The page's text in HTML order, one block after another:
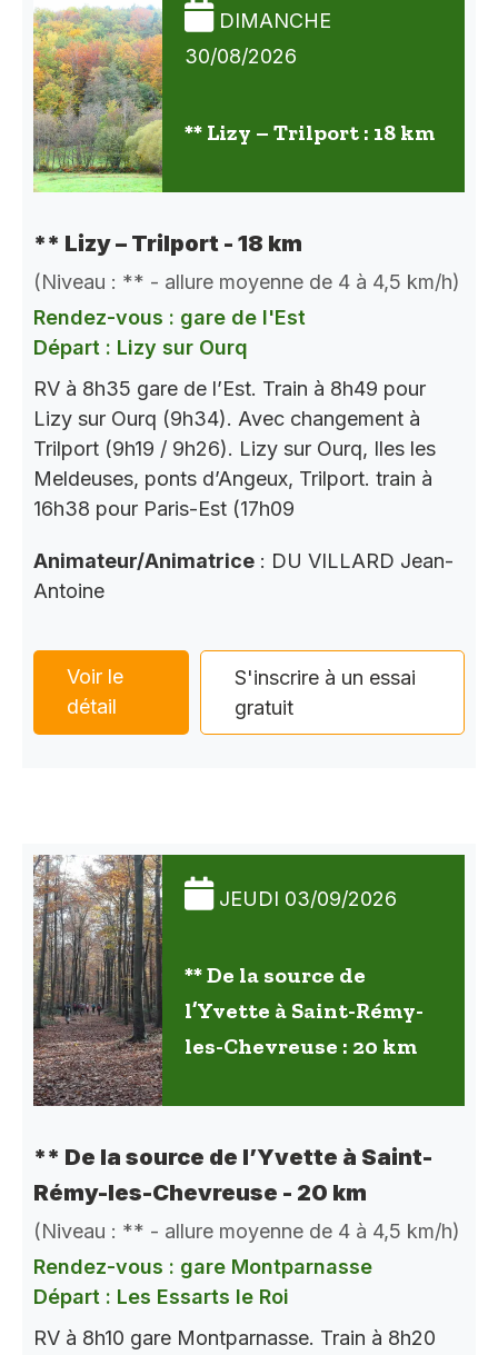
DIMANCHE
30/08/2026
** Lizy – Trilport : 18 km
** Lizy – Trilport - 18 km
(Niveau : ** - allure moyenne de 4 à 4,5 km/h)
Rendez-vous : gare de l'Est
Départ : Lizy sur Ourq
RV à 8h35 gare de l’Est. Train à 8h49 pour
Lizy sur Ourq (9h34). Avec changement à
Trilport (9h19 / 9h26). Lizy sur Ourq, Iles les
Meldeuses, ponts d’Angeux, Trilport. train à
16h38 pour Paris-Est (17h09
Animateur/Animatrice : DU VILLARD Jean-
Antoine
Voir le
détail
S'inscrire à un essai
gratuit
JEUDI 03/09/2026
** De la source de
l’Yvette à Saint-Rémy-
les-Chevreuse : 20 km
** De la source de l’Yvette à Saint-
Rémy-les-Chevreuse - 20 km
(Niveau : ** - allure moyenne de 4 à 4,5 km/h)
Rendez-vous : gare Montparnasse
Départ : Les Essarts le Roi
RV à 8h10 gare Montparnasse. Train à 8h20